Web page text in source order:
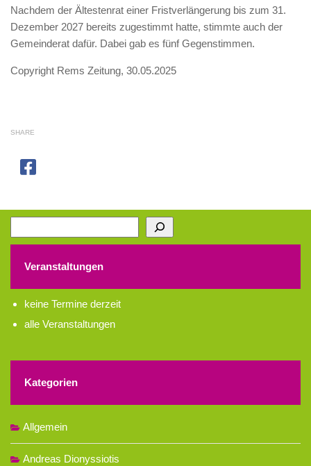
Nachdem der Ältestenrat einer Fristverlängerung bis zum 31.
Dezember 2027 bereits zugestimmt hatte, stimmte auch der
Gemeinderat dafür. Dabei gab es fünf Gegenstimmen.
Copyright Rems Zeitung, 30.05.2025
SHARE
Veranstaltungen
keine Termine derzeit
alle Veranstaltungen
Kategorien
Allgemein
Andreas Dionyssiotis